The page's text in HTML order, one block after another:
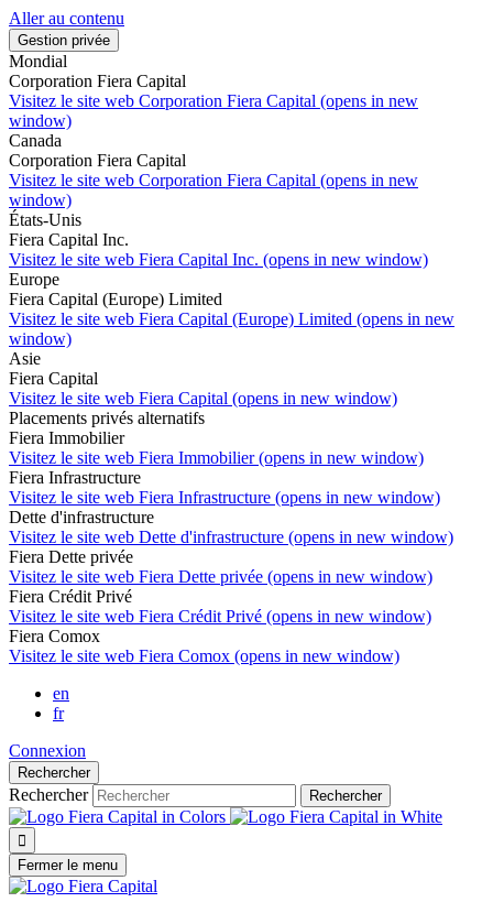
Aller au contenu
Gestion privée
Mondial
Corporation Fiera Capital
Visitez le site web Corporation Fiera Capital (opens in new
window)
Canada
Corporation Fiera Capital
Visitez le site web Corporation Fiera Capital (opens in new
window)
États-Unis
Fiera Capital Inc.
Visitez le site web Fiera Capital Inc. (opens in new window)
Europe
Fiera Capital (Europe) Limited
Visitez le site web Fiera Capital (Europe) Limited (opens in new
window)
Asie
Fiera Capital
Visitez le site web Fiera Capital (opens in new window)
Placements privés alternatifs
Fiera Immobilier
Visitez le site web Fiera Immobilier (opens in new window)
Fiera Infrastructure
Visitez le site web Fiera Infrastructure (opens in new window)
Dette d'infrastructure
Visitez le site web Dette d'infrastructure (opens in new window)
Fiera Dette privée
Visitez le site web Fiera Dette privée (opens in new window)
Fiera Crédit Privé
Visitez le site web Fiera Crédit Privé (opens in new window)
Fiera Comox
Visitez le site web Fiera Comox (opens in new window)
en
fr
Connexion
Rechercher
Rechercher Rechercher

Fermer le menu